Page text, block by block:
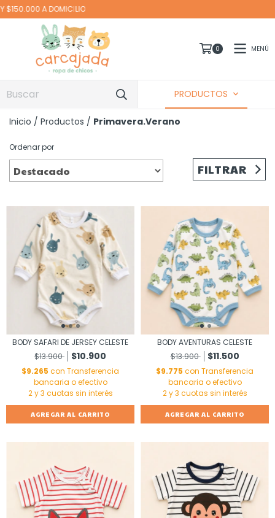
0 MENÚ
PRODUCTOS
Inicio / Productos / Primavera.Verano
Ordenar por
FILTRAR
BODY SAFARI DE JERSEY CELESTE
$13.900
$10.900
$9.265 con Transferencia
bancaria o efectivo
AGREGAR AL CARRITO
BODY AVENTURAS CELESTE
$13.900
$11.500
$9.775 con Transferencia
bancaria o efectivo
AGREGAR AL CARRITO